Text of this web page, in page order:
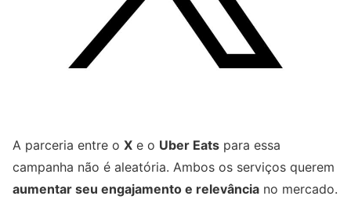
A parceria entre o X e o Uber Eats para essa
campanha não é aleatória. Ambos os serviços querem
aumentar seu engajamento e relevância no mercado.